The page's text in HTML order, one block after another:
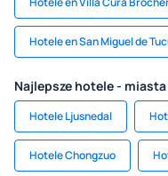
Hotele en San Miguel de
Najlepsze hotele - miasta
Hotele Ljusnedal
Hotele Chongzuo